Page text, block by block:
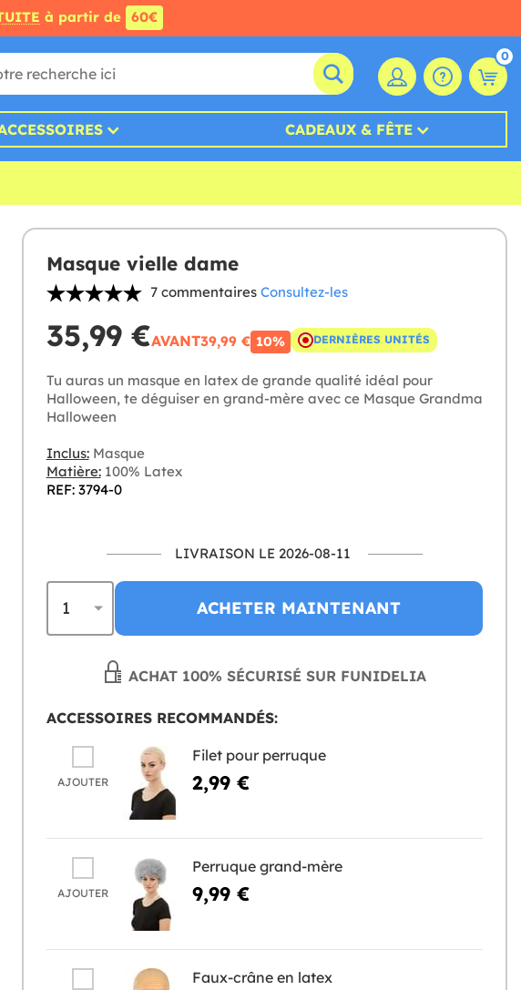
à partir de 60€
0
CADEAUX & FÊTE
Masque vielle dame
7 commentaires Consultez-les
35,99 €AVANT39,99 € 10% DERNIÈRES UNITÉS
Tu auras un masque en latex de grande qualité idéal pour
Halloween, te déguiser en grand-mère avec ce Masque Grandma
Halloween
Inclus:Masque
Matière:100% Latex
REF: 3794-0
LIVRAISON LE 2026-08-11
ACHETER MAINTENANT
ACHAT 100% SÉCURISÉ SUR FUNIDELIA
ACCESSOIRES RECOMMANDÉS:
AJOUTER
Filet pour perruque
2,99 €
AJOUTER
Perruque grand-mère
9,99 €
Faux-crâne en latex